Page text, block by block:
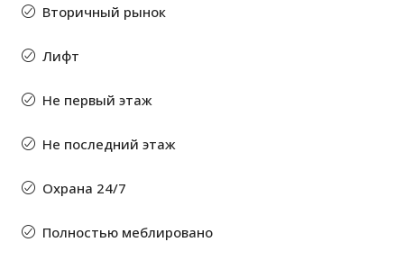
Вторичный рынок
Лифт
Не первый этаж
Не последний этаж
Охрана 24/7
Полностью меблировано